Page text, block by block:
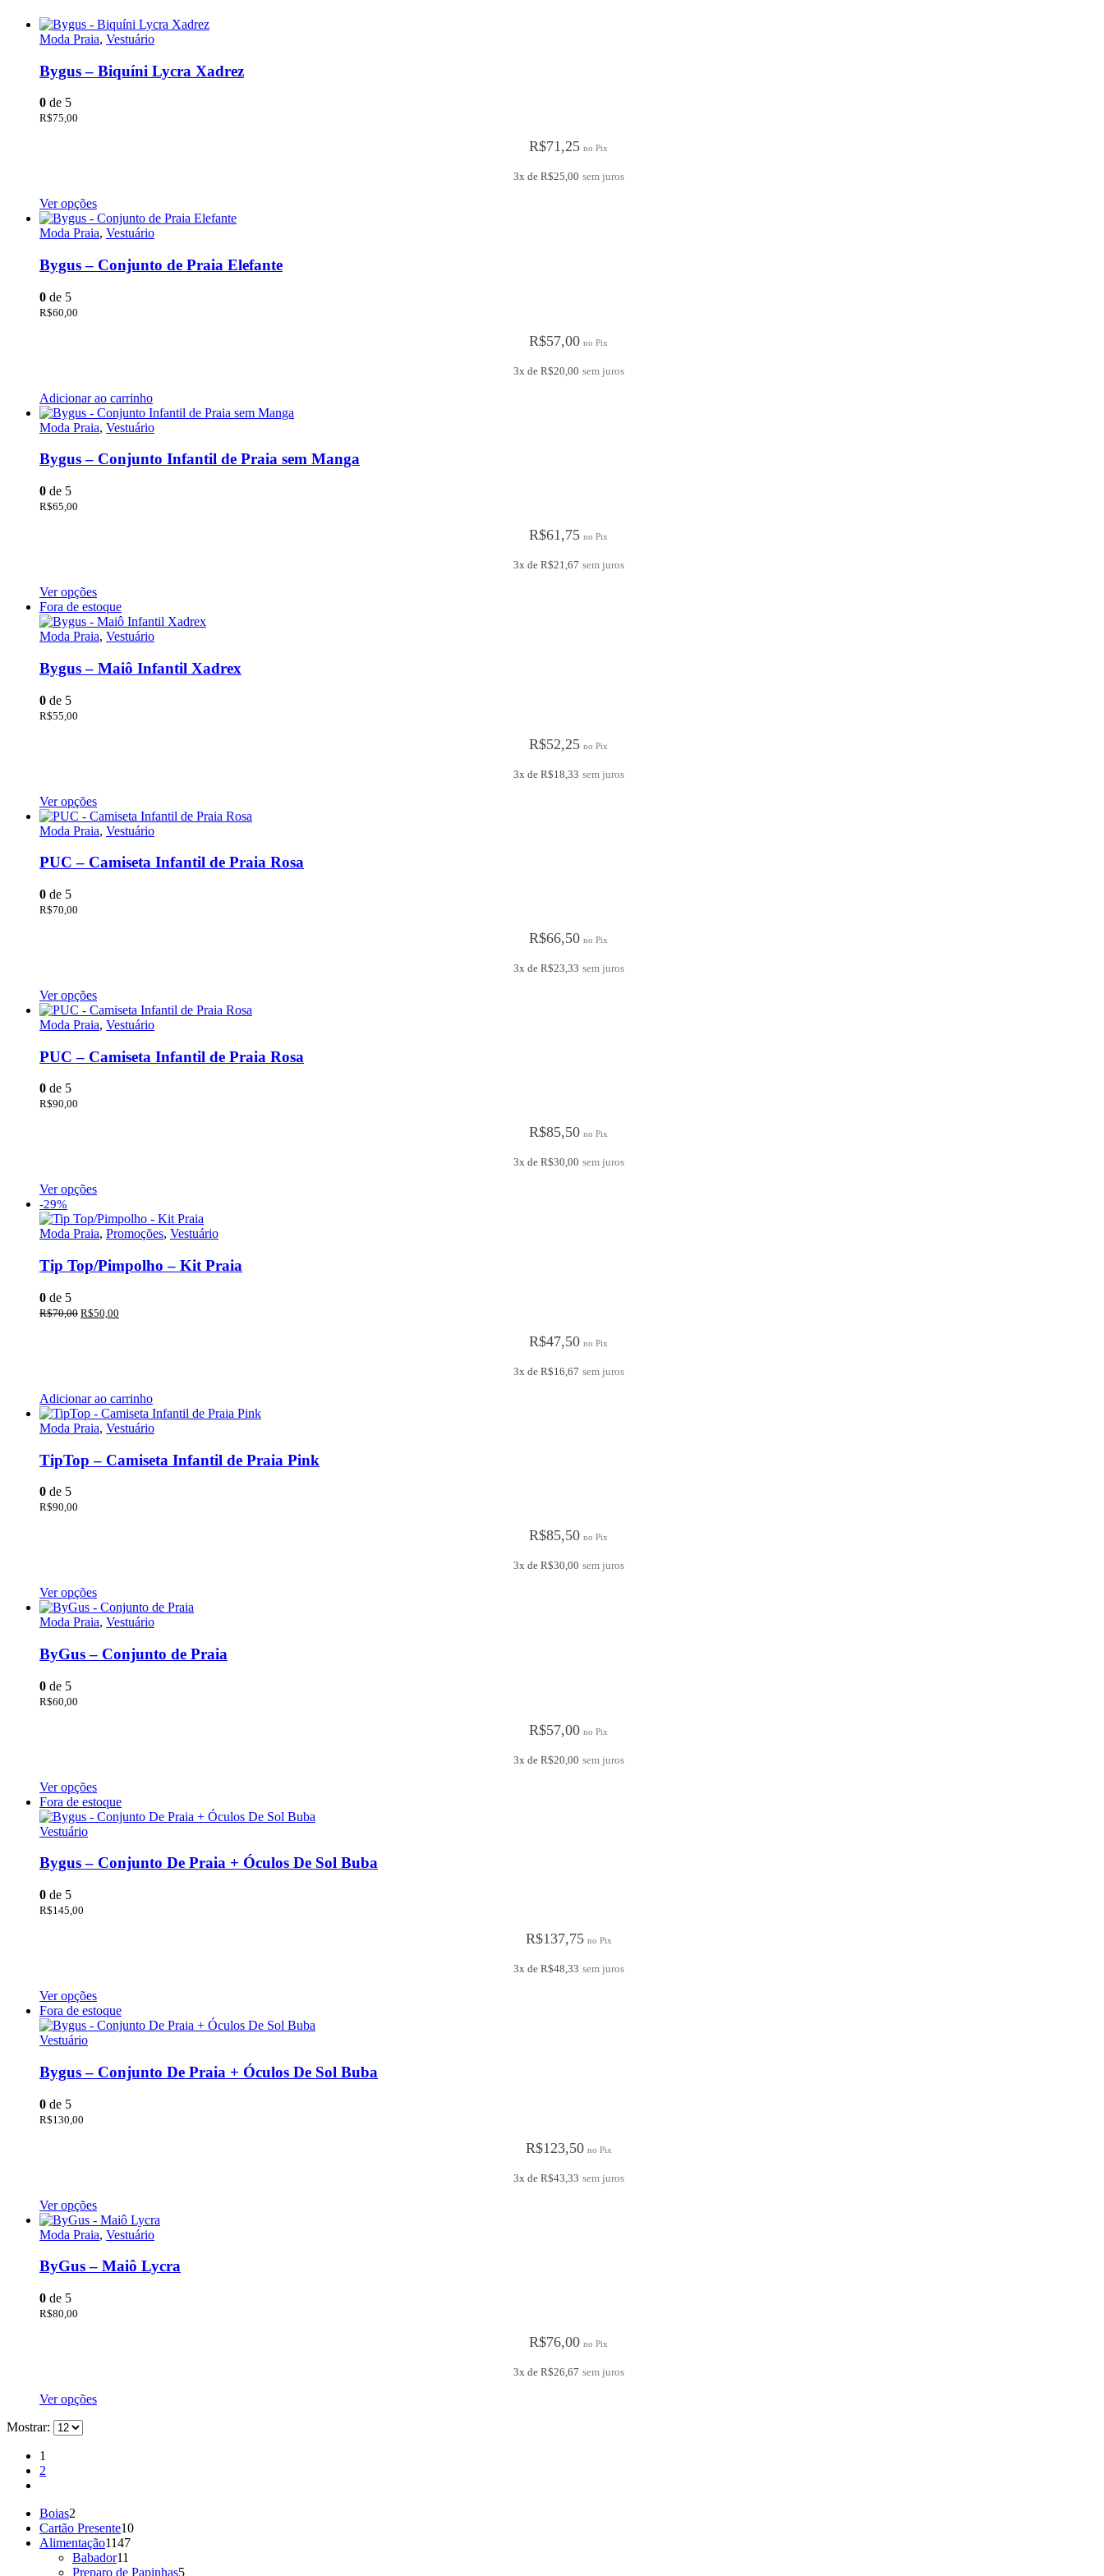
Moda Praia, Vestuário
Bygus – Biquíni Lycra Xadrez
0 de 5
R$75,00
R$71,25 no Pix
3x de R$25,00 sem juros
Ver opções
Moda Praia, Vestuário
Bygus – Conjunto de Praia Elefante
0 de 5
R$60,00
R$57,00 no Pix
3x de R$20,00 sem juros
Adicionar ao carrinho
Moda Praia, Vestuário
Bygus – Conjunto Infantil de Praia sem Manga
0 de 5
R$65,00
R$61,75 no Pix
3x de R$21,67 sem juros
Ver opções
Fora de estoque
Moda Praia, Vestuário
Bygus – Maiô Infantil Xadrex
0 de 5
R$55,00
R$52,25 no Pix
3x de R$18,33 sem juros
Ver opções
Moda Praia, Vestuário
PUC – Camiseta Infantil de Praia Rosa
0 de 5
R$70,00
R$66,50 no Pix
3x de R$23,33 sem juros
Ver opções
Moda Praia, Vestuário
PUC – Camiseta Infantil de Praia Rosa
0 de 5
R$90,00
R$85,50 no Pix
3x de R$30,00 sem juros
Ver opções
-29%
Moda Praia, Promoções, Vestuário
Tip Top/Pimpolho – Kit Praia
0 de 5
R$70,00 R$50,00
R$47,50 no Pix
3x de R$16,67 sem juros
Adicionar ao carrinho
Moda Praia, Vestuário
TipTop – Camiseta Infantil de Praia Pink
0 de 5
R$90,00
R$85,50 no Pix
3x de R$30,00 sem juros
Ver opções
Moda Praia, Vestuário
ByGus – Conjunto de Praia
0 de 5
R$60,00
R$57,00 no Pix
3x de R$20,00 sem juros
Ver opções
Fora de estoque
Vestuário
Bygus – Conjunto De Praia + Óculos De Sol Buba
0 de 5
R$145,00
R$137,75 no Pix
3x de R$48,33 sem juros
Ver opções
Fora de estoque
Vestuário
Bygus – Conjunto De Praia + Óculos De Sol Buba
0 de 5
R$130,00
R$123,50 no Pix
3x de R$43,33 sem juros
Ver opções
Moda Praia, Vestuário
ByGus – Maiô Lycra
0 de 5
R$80,00
R$76,00 no Pix
3x de R$26,67 sem juros
Ver opções
Mostrar:
1
2
Boias2
Cartão Presente10
Alimentação1147
Babador11
Preparo de Papinhas5